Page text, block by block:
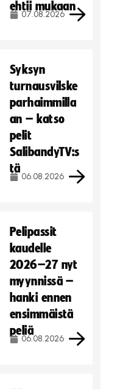
ehtii mukaan
07.08.2026
Syksyn
turnausvilske
parhaimmilla
an – katso
pelit
SalibandyTV:s
tä
06.08.2026
Pelipassit
kaudelle
2026–27 nyt
myynnissä –
hanki ennen
ensimmäistä
peliä
06.08.2026